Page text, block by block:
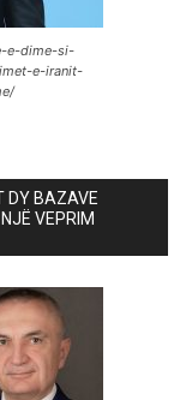
e-dime-si-
e-iranit-
DY BAZAVE
VEPRIM